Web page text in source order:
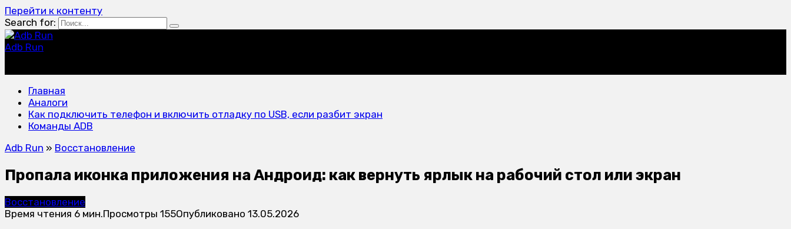
Перейти к контенту
Search for:
Adb Run
Главная
Аналоги
Как подключить телефон и включить отладку по USB, если разбит экран
Команды ADB
Adb Run » Восстановление
Пропала иконка приложения на Андроид: как вернуть ярлык на рабочий стол или экран
Восстановление
Время чтения 6 мин.Просмотры 155Опубликовано 13.05.2026